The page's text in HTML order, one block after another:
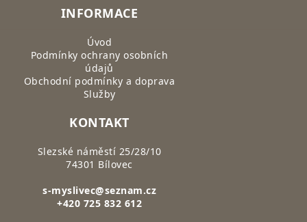
INFORMACE
Úvod
Podmínky ochrany osobních
údajů
Obchodní podmínky a doprava
Služby
KONTAKT
Slezské náměstí 25/28/10
74301 Bílovec
s-myslivec@seznam.cz
+420 725 832 612